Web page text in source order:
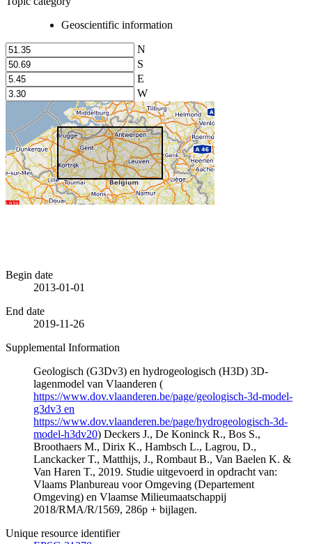
Geoscientific information
N
S
E
W
Begin date
2013-01-01
End date
2019-11-26
Supplemental Information
Geologisch (G3Dv3) en hydrogeologisch (H3D) 3D-
lagenmodel van Vlaanderen (
https://www.dov.vlaanderen.be/page/geologisch-3d-model-
g3dv3 en
https://www.dov.vlaanderen.be/page/hydrogeologisch-3d-
model-h3dv20) Deckers J., De Koninck R., Bos S.,
Broothaers M., Dirix K., Hambsch L., Lagrou, D.,
Lanckacker T., Matthijs, J., Rombaut B., Van Baelen K. &
Van Haren T., 2019. Studie uitgevoerd in opdracht van:
Vlaams Planbureau voor Omgeving (Departement
Omgeving) en Vlaamse Milieumaatschappij
2018/RMA/R/1569, 286p + bijlagen.
Unique resource identifier